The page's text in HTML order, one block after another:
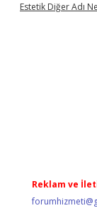
Estetik Diğer Adı
Reklam ve